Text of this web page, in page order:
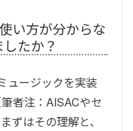
い方が分からな
たか？
ュージックを実装
者注：AISACやセ
ずはその理解と、